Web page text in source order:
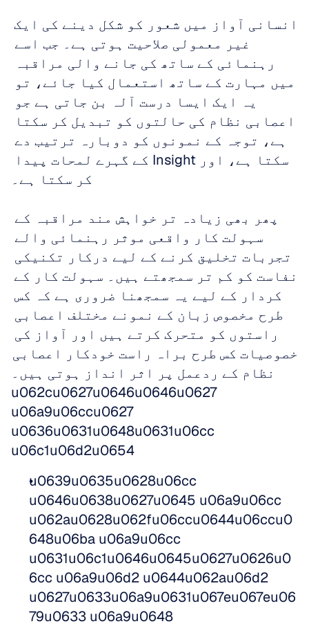
کر سکتا ہے۔
نظام کے ردعمل پر اثر انداز ہوتی ہیں۔
u062cu0627u0646u0646u0627
u06a9u06ccu0627
u0636u0631u0648u0631u06cc
u06c1u06d2u0654
u0639u0635u0628u06cc
u0646u0638u0627u0645 u06a9u06cc
u062au0628u062fu06ccu0644u06ccu0
648u06ba u06a9u06cc
u0631u06c1u0646u0645u0627u0626u0
6cc u06a9u06d2 u0644u062au06d2
u0627u0633u06a9u0631u067eu067eu06
79u0633 u06a9u0648